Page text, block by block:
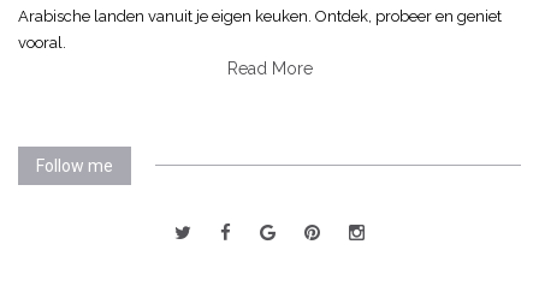
Arabische landen vanuit je eigen keuken. Ontdek, probeer en geniet
vooral.
Read More
Follow me